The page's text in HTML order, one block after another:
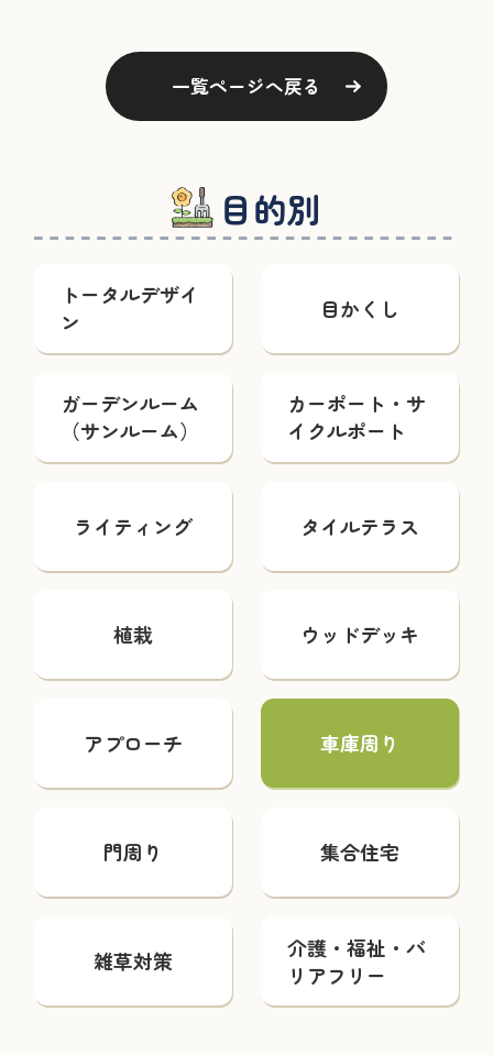
目的別
トータルデザイ
ン
目かくし
ガーデンルーム
（サンルーム）
カーポート・サ
イクルポート
ライティング タイルテラス
植栽 ウッドデッキ
アプローチ 車庫周り
門周り 集合住宅
雑草対策
介護・福祉・バ
リアフリー
一覧ページへ戻る